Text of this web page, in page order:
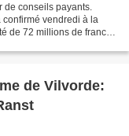
de conseils payants.
confirmé vendredi à la
de 72 millions de francs
de Vilvorde: